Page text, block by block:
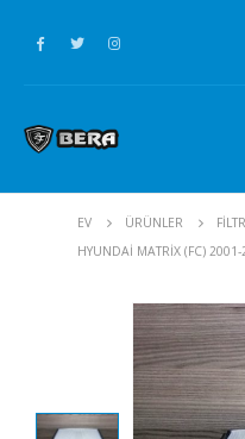
EV ÜRÜNLER
HYUNDAI MATRIX (FC)